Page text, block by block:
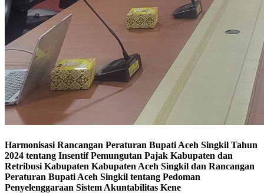
Harmonisasi Rancangan Peraturan Bupati Aceh Singkil Tahun
2024 tentang Insentif Pemungutan Pajak Kabupaten dan
Retribusi Kabupaten Kabupaten Aceh Singkil dan Rancangan
Peraturan Bupati Aceh Singkil tentang Pedoman
Penyelenggaraan Sistem Akuntabilitas Kene